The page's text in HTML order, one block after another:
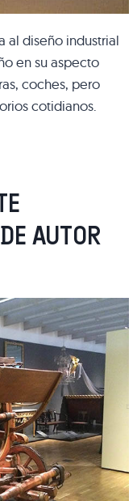
al diseño industrial
en su aspecto
coches, pero
cotidianos.
AUTOR